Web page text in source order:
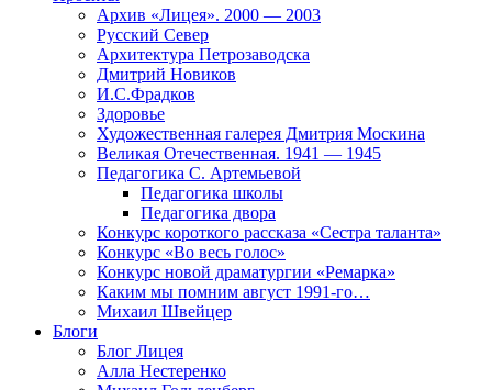
Архив «Лицея». 2000 — 2003
Русский Север
Архитектура Петрозаводска
Дмитрий Новиков
И.С.Фрадков
Здоровье
Художественная галерея Дмитрия Москина
Великая Отечественная. 1941 — 1945
Педагогика С. Артемьевой
Педагогика школы
Педагогика двора
Конкурс короткого рассказа «Сестра таланта»
Конкурс «Во весь голос»
Конкурс новой драматургии «Ремарка»
Каким мы помним август 1991-го…
Михаил Швейцер
Блоги
Блог Лицея
Алла Нестеренко